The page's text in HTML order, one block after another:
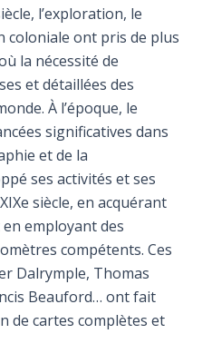
l’exploration, le
coloniale ont pris de plus
la nécessité de
et détaillées des
À l’époque, le
significatives dans
et de la
ses activités et ses
siècle, en acquérant
employant des
compétents. Ces
Dalrymple, Thomas
Beauford… ont fait
de cartes complètes et